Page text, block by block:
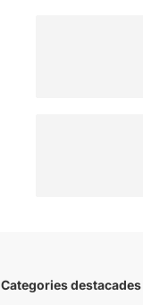
Categories destacades